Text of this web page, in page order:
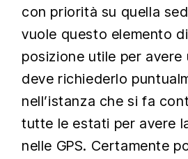
con priorità su quella
vuole questo elemento
posizione utile per avere
deve richiederlo
nell’istanza che si fa
tutte le estati per avere
nelle GPS. Certamente